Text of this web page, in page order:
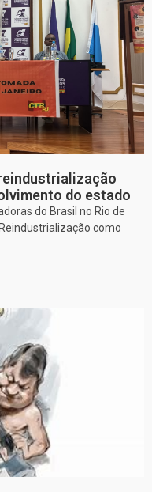
do estado
do Brasil no Rio de
como